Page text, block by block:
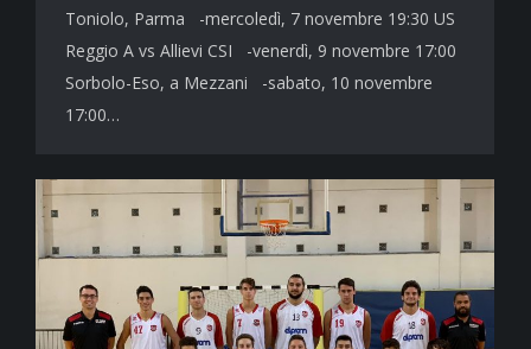
Toniolo, Parma -mercoledì, 7 novembre 19:30 US
Reggio A vs Allievi CSI -venerdì, 9 novembre 17:00
Sorbolo-Eso, a Mezzani -sabato, 10 novembre
17:00…